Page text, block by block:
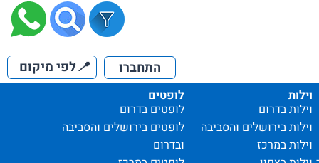
התחברו 📍לפי מיקום
וילות
וילות בדרום
וילות בירושלים והסביבה
וילות במרכז
לופטים
לופטים בדרום
לופטים בירושלים והסביבה
ובדרום